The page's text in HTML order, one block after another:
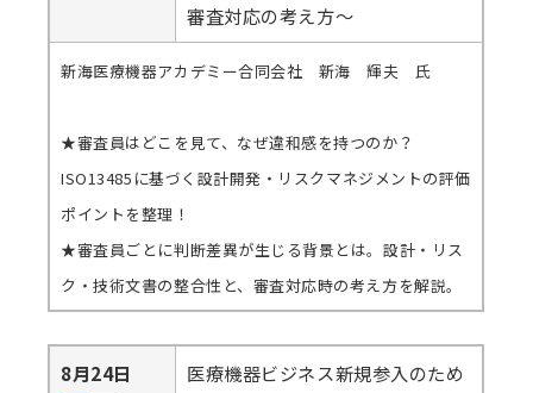
審査対応の考え方～
新海医療機器アカデミー合同会社 新海 輝夫 氏
★審査員はどこを見て、なぜ違和感を持つのか？
ISO13485に基づく設計開発・リスクマネジメントの評価
ポイントを整理！
★審査員ごとに判断差異が生じる背景とは。設計・リス
ク・技術文書の整合性と、審査対応時の考え方を解説。
8月24日
医療機器ビジネス新規参入のため